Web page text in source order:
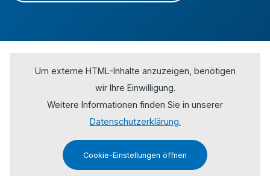
Um externe HTML-Inhalte anzuzeigen, benötigen
wir Ihre Einwilligung.
Weitere Informationen finden Sie in unserer
Datenschutzerklärung.
Cookie-Einstellungen öffnen